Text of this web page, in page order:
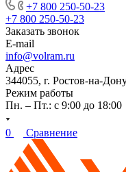
+7 800 250-50-23
+7 800 250-50-23
Заказать звонок
E-mail
info@volram.ru
Адрес
344055, г. Ростов-на-
Режим работы
Пн. – Пт.: с 9:00 до 18:00
0 Сравнение